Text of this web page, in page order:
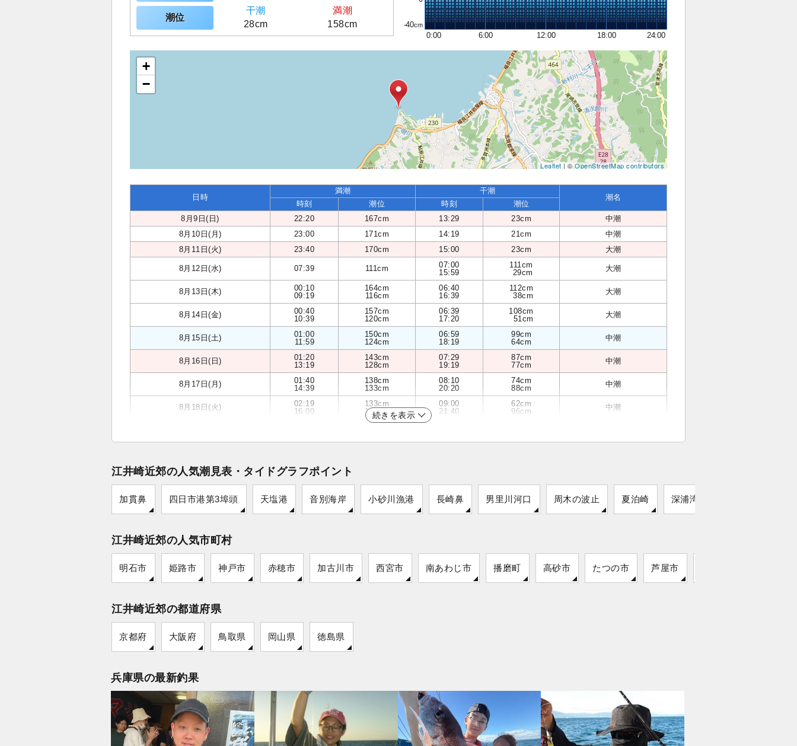
潮位
干潮
満潮
28cm
158cm
-40
0:00
6:00 12:00 18:00 24:00
+
−
Leaflet| ©OpenStreetMap contributors
日時
満潮 干潮
潮名
時刻 潮位 時刻
潮位
8月9日(日)
22:20 167cm 13:29 23cm
中潮
8月10日(月)
23:00 171cm 14:19 21cm
中潮
8月11日(火)
23:40 170cm 15:00 23cm 大潮
8月12日(水) 07:39 111cm
07:00
15:59
111cm
29cm
大潮
8月13日(木)
00:10
09:19
164cm
116cm
06:40
16:39
112cm
38cm
大潮
8月14日(金)
00:40
10:39
157cm
120cm
06:39
17:20
108cm
51cm
大潮
8月15日(土)
01:00
11:59
150cm
124cm
06:59
18:19
99cm
64cm
中潮
8月16日(日)
01:20
13:19
143cm
128cm
07:29
19:19
87cm
77cm
中潮
8月17日(月)
01:40
14:39
138cm
133cm
08:10
20:20
74cm
88cm
中潮
8月18日(火)
02:19
16:00
133cm
137cm
09:00
21:40
62cm
96cm
中潮
続きを表示
江井崎近郊の人気潮見表・タイドグラフポイント
加貫鼻 四日市港第3埠頭 天塩港 音別海岸 小砂川漁港 長崎鼻 男里川河口 周木の波止 夏泊崎 深浦湾
江井崎近郊の人気市町村
明石市 姫路市 神戸市 赤穂市 加古川市 西宮市 南あわじ市 播磨町 高砂市 たつの市 芦屋市
江井崎近郊の都道府県
京都府 大阪府 鳥取県 岡山県 徳島県
兵庫県の最新釣果